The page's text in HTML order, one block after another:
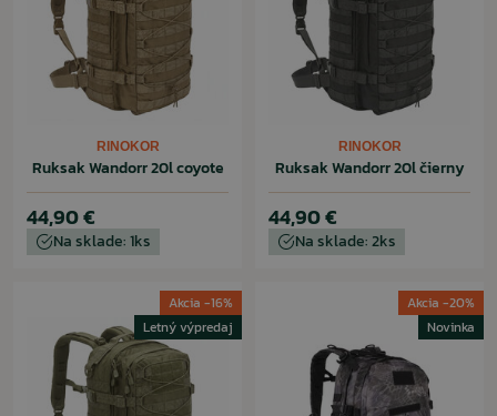
RINOKOR
Ruksak Wandorr 20l coyote
44,90 €
Na sklade: 1ks
RINOKOR
Ruksak Wandorr 20l čierny
44,90 €
Na sklade: 2ks
Akcia -16%
Letný výpredaj
Akcia -20%
Novinka